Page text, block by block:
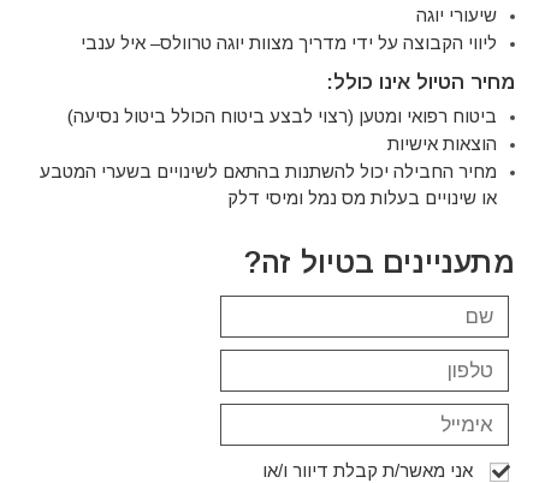
שיעורי יוגה
ליווי הקבוצה על ידי מדריך מצוות יוגה טרוולס– איל ענבי
מחיר הטיול אינו כולל:
ביטוח רפואי ומטען (רצוי לבצע ביטוח הכולל ביטול נסיעה)
הוצאות אישיות
מחיר החבילה יכול להשתנות בהתאם לשינויים בשערי המטבע
או שינויים בעלות מס נמל ומיסי דלק
מתעניינים בטיול זה?
אני מאשר/ת קבלת דיוור ו/או